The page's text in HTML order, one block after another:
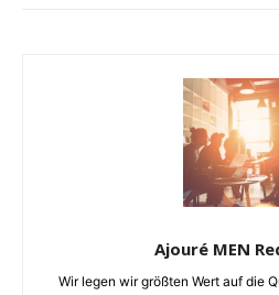
Ajouré MEN
Wir legen wir größten Wert auf die